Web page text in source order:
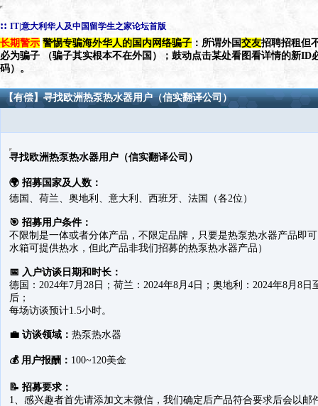
:: IT|意大利华人及中国留学生之家论坛首版
长期警示 警惕专骗海外华人的国内网络骗子 ：所谓外国交友招聘招租但
必为骗子 （骗子其实根本不在外国）；鼓动点击某处看图看详情的新ID
码）。
【有偿】寻找欧洲热泵热水器用户（信实翻译公司）
寻找欧洲热泵热水器用户（信实翻译公司）
🌍 招募国家及人数：
德国、荷兰、奥地利、意大利、西班牙、法国（各2位）
🎯 招募用户条件：
不限制是一体或者分体产品，不限定品牌，只要是热泵热水器产品即
水箱可提供热水，但此产品非我们招募的热泵热水器产品）
📅 入户访谈日期和时长：
德国：2024年7月28日；荷兰：2024年8月4日；奥地利：2024年8月8
后；
每场访谈预计1.5小时。
💼 访谈领域： 热泵热水器
💰 用户报酬： 100~120美金
📝 招募要求：
1、感兴趣者首先请添加文末微信，我们确定后产品符合要求后会以邮